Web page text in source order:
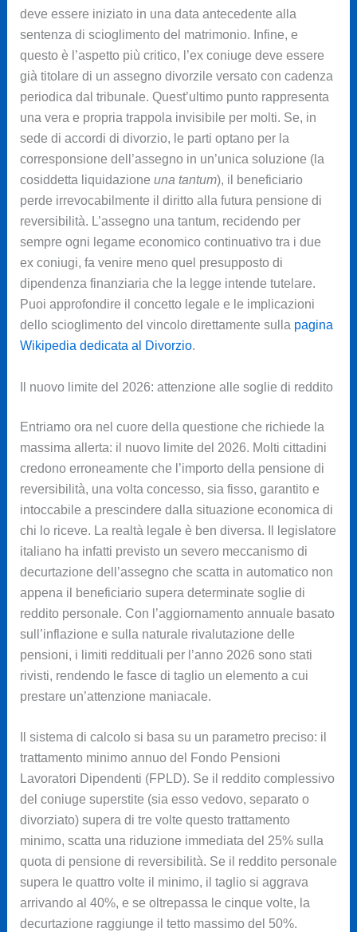
deve essere iniziato in una data antecedente alla
sentenza di scioglimento del matrimonio. Infine, e
questo è l’aspetto più critico, l’ex coniuge deve essere
già titolare di un assegno divorzile versato con cadenza
periodica dal tribunale. Quest’ultimo punto rappresenta
una vera e propria trappola invisibile per molti. Se, in
sede di accordi di divorzio, le parti optano per la
corresponsione dell’assegno in un’unica soluzione (la
cosiddetta liquidazione una tantum), il beneficiario
perde irrevocabilmente il diritto alla futura pensione di
reversibilità. L’assegno una tantum, recidendo per
sempre ogni legame economico continuativo tra i due
ex coniugi, fa venire meno quel presupposto di
dipendenza finanziaria che la legge intende tutelare.
Puoi approfondire il concetto legale e le implicazioni
dello scioglimento del vincolo direttamente sulla pagina
Wikipedia dedicata al Divorzio.
Il nuovo limite del 2026: attenzione alle soglie di reddito
Entriamo ora nel cuore della questione che richiede la
massima allerta: il nuovo limite del 2026. Molti cittadini
credono erroneamente che l’importo della pensione di
reversibilità, una volta concesso, sia fisso, garantito e
intoccabile a prescindere dalla situazione economica di
chi lo riceve. La realtà legale è ben diversa. Il legislatore
italiano ha infatti previsto un severo meccanismo di
decurtazione dell’assegno che scatta in automatico non
appena il beneficiario supera determinate soglie di
reddito personale. Con l’aggiornamento annuale basato
sull’inflazione e sulla naturale rivalutazione delle
pensioni, i limiti reddituali per l’anno 2026 sono stati
rivisti, rendendo le fasce di taglio un elemento a cui
prestare un’attenzione maniacale.
Il sistema di calcolo si basa su un parametro preciso: il
trattamento minimo annuo del Fondo Pensioni
Lavoratori Dipendenti (FPLD). Se il reddito complessivo
del coniuge superstite (sia esso vedovo, separato o
divorziato) supera di tre volte questo trattamento
minimo, scatta una riduzione immediata del 25% sulla
quota di pensione di reversibilità. Se il reddito personale
supera le quattro volte il minimo, il taglio si aggrava
arrivando al 40%, e se oltrepassa le cinque volte, la
decurtazione raggiunge il tetto massimo del 50%.